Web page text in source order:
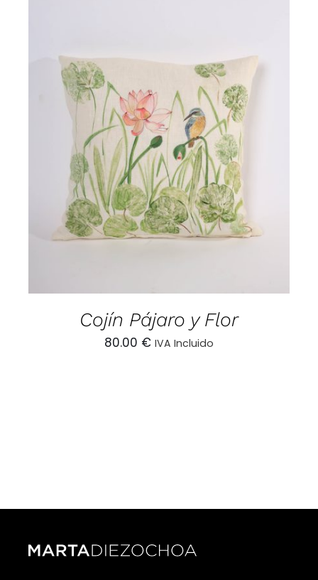
AÑADIR AL CARRITO / DETALLES
Cojín Pájaro y Flor
80.00 € IVA Incluido